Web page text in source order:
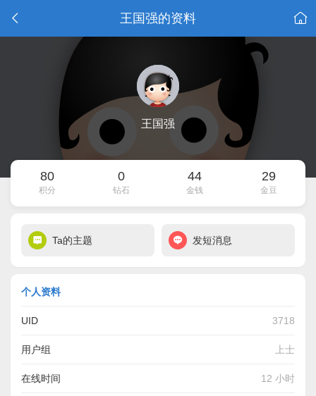
王国强的资料
王国强
80
积分
0
钻石
44
金钱
29
金豆
Ta的主题 发短消息
个人资料
UID 3718
用户组 上士
在线时间 12 小时